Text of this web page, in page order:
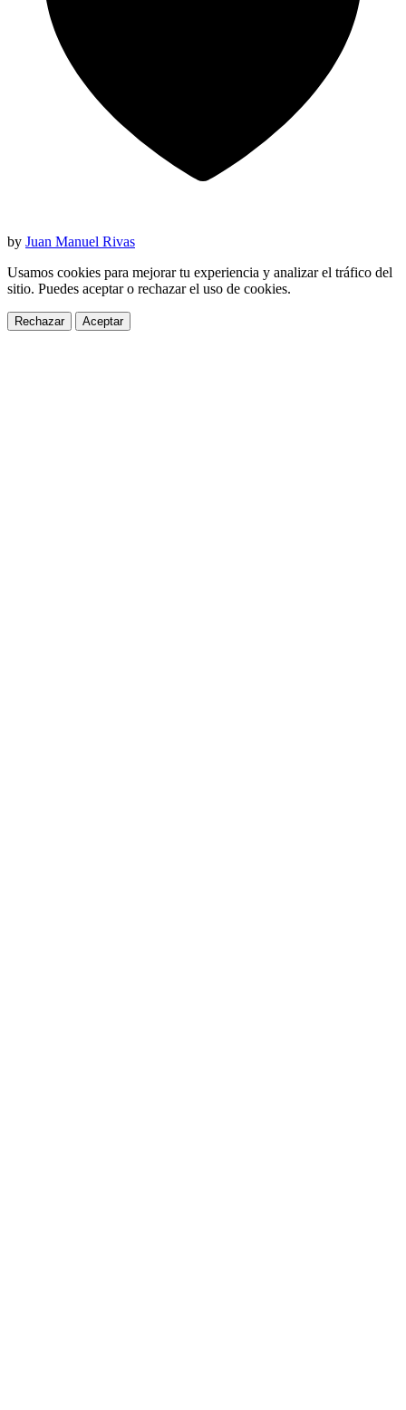
by Juan Manuel Rivas
Usamos cookies para mejorar tu experiencia y analizar el tráfico del
sitio. Puedes aceptar o rechazar el uso de cookies.
Rechazar Aceptar